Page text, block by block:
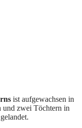
ist aufgewachsen in
und zwei Töchtern in